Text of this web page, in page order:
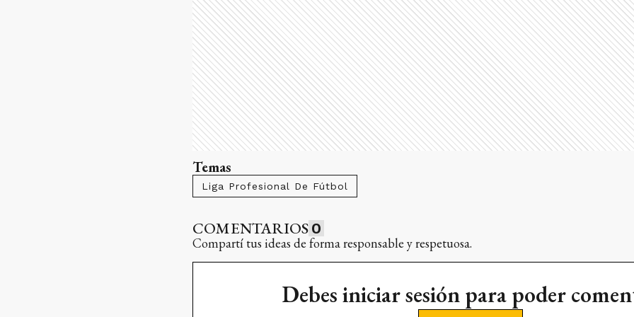
Temas
Liga Profesional De Fútbol
COMENTARIOS 0
Compartí tus ideas de forma responsable y respetuosa.
Debes iniciar sesión para poder